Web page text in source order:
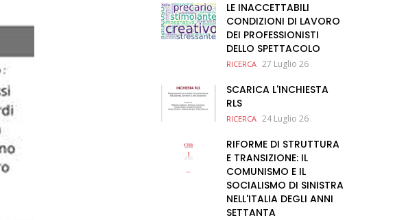
LE INACCETTABILI
CONDIZIONI DI LAVORO
DEI PROFESSIONISTI
DELLO SPETTACOLO
RICERCA 27 Luglio 26
SCARICA L'INCHIESTA
RLS
RICERCA 24 Luglio 26
RIFORME DI STRUTTURA
E TRANSIZIONE: IL
COMUNISMO E IL
SOCIALISMO DI SINISTRA
NELL'ITALIA DEGLI ANNI
SETTANTA